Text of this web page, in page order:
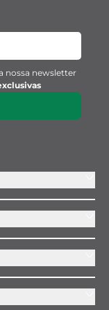
nossa newsletter